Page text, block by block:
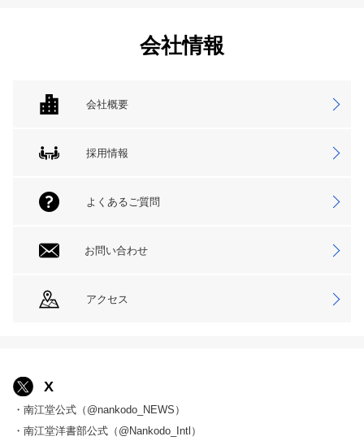
会社情報
会社概要
採用情報
よくあるご質問
お問い合わせ
アクセス
X
・南江堂公式（@nankodo_NEWS）
・南江堂洋書部公式（@Nankodo_Intl）